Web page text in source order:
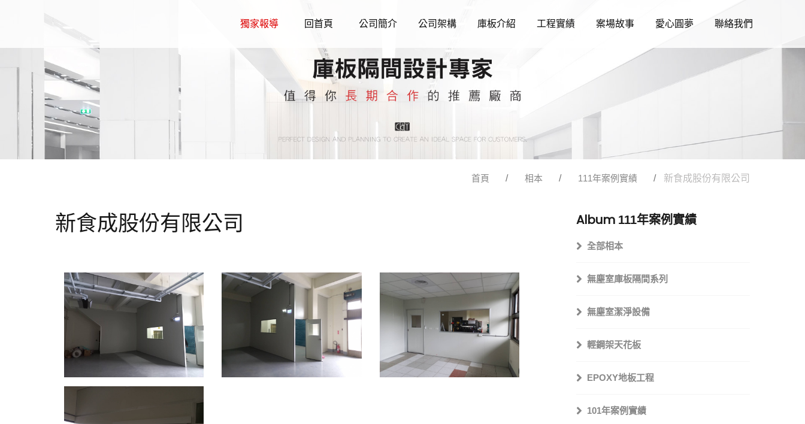
獨家報導 回首頁 公司簡介 公司架構 庫板介紹 工程實績 案場故事 愛心圓夢 聯絡我們
首頁 相本 111年案例實績 新食成股份有限公司
新食成股份有限公司 Album 111年案例實績
全部相本
無塵室庫板隔間系列
無塵室潔淨設備
輕鋼架天花板
EPOXY地板工程
101年案例實績